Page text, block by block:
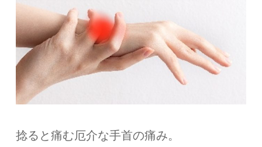
捻ると痛む厄介な手首の痛み。